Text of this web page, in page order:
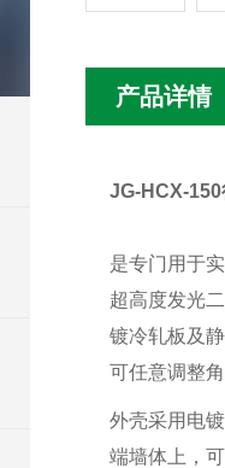
产品详情
JG-HCX-
是专门用于
超高度发光
镀冷轧板及
可任意调整
外壳采用电
端墙体上，